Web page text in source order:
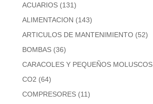
ACUARIOS (131)
ALIMENTACION (143)
ARTICULOS DE MANTENIMIENTO (52)
BOMBAS (36)
CARACOLES Y PEQUEÑOS MOLUSCOS
CO2 (64)
COMPRESORES (11)